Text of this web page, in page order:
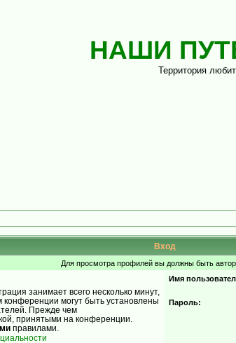
НАШИ
Территория
Вход
Для просмотра профилей вы должны быть
занимает всего несколько минут,
могут быть установлены
Прежде чем
принятыми на конференции.
правилами.
Имя
Пароль: